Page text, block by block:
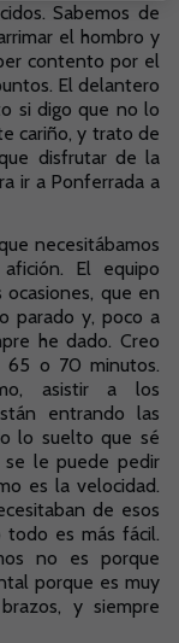
Sabemos de
el hombro y
contento por el
El delantero
si digo que no lo
cariño, y trato de
disfrutar de la
ir a Ponferrada a
necesitábamos
El equipo
que en
parado y, poco a
he dado. Creo
65 o 70 minutos.
asistir a los
entrando las
lo suelto que sé
le puede pedir
es la velocidad.
de esos
todo es más fácil.
no es porque
porque es muy
y siempre